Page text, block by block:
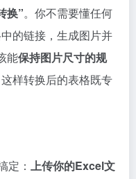
换”。你不需要懂任何
的链接，生成图片并
能保持图片尺寸的规
样转换后的表格既专
定： 上传你的Excel文